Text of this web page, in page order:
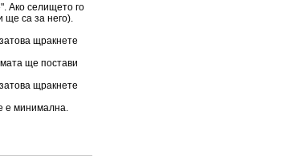
Ако селището го
са за него).
щракнете
ще постави
щракнете
е минимална.